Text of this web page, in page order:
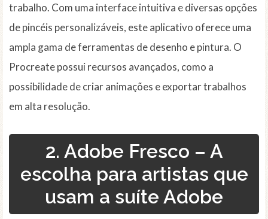
trabalho. Com uma interface intuitiva e diversas opções
de pincéis personalizáveis, este aplicativo oferece uma
ampla gama de ferramentas de desenho e pintura. O
Procreate possui recursos avançados, como a
possibilidade de criar animações e exportar trabalhos
em alta resolução.
2. Adobe Fresco – A
escolha para artistas que
usam a suíte Adobe